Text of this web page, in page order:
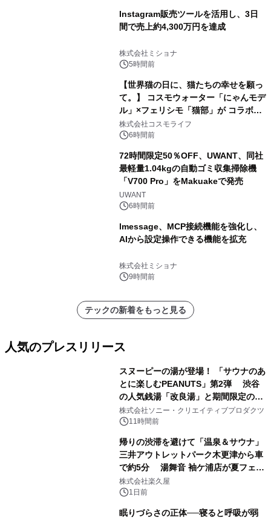
Instagram販売ツールを活用し、3日
間で売上約4,300万円を達成
株式会社ミショナ
5時間前
【世界猫の日に、猫たちの幸せを願っ
て。】 コスモウォーター「にゃんモデ
ル」×フェリシモ「猫部」が コラボキ
ャンペーンを実施
株式会社コスモライフ
6時間前
72時間限定50％OFF、UWANT、同社
最軽量1.04kgの自動ゴミ収集掃除機
「V700 Pro」をMakuakeで発売
UWANT
6時間前
lmessage、MCP接続機能を強化し、
AIから設定操作できる機能を拡充
株式会社ミショナ
9時間前
テックの新着をもっと見る
人気のプレスリリース
スヌーピーの湯が登場！ 「サウナのあ
とに楽しむPEANUTS」第2弾 渋谷
の人気銭湯「改良湯」と期間限定のコ
ラボレーション サウナイキタイコラ
ボグッズも発売決定！
株式会社ソニー・クリエイティブプロダクツ
11時間前
帰りの渋滞を避けて「温泉＆サウナ」
三井アウトレットパーク木更津から車
で約5分 湯舞音 袖ケ浦店が夏フェア
メニューを提供
株式会社楽久屋
1日前
眠りづらさの正体──寝ると呼吸が弱